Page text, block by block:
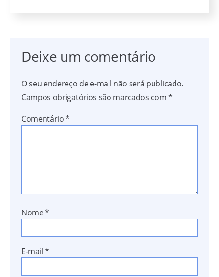
Deixe um comentário
O seu endereço de e-mail não será publicado.
Campos obrigatórios são marcados com*
Comentário*
Nome*
E-mail *